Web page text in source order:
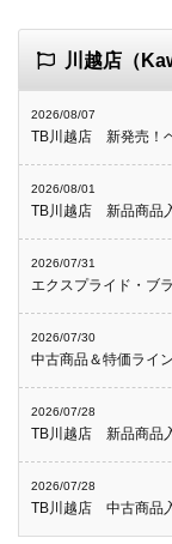
川越店（
2026/08/07
TB川越店 新発売！
2026/08/01
TB川越店 新品商品
2026/07/31
エクスプライド・ブ
2026/07/30
中古商品＆特価ライ
2026/07/28
TB川越店 新品商品
2026/07/28
TB川越店 中古商品